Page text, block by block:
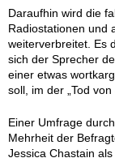
Daraufhin wird die
Radiostationen und
weiterverbreitet. Es
sich der Sprecher
einer etwas
soll, im der „Tod
Einer Umfrage durch
Mehrheit der
Jessica Chastain als